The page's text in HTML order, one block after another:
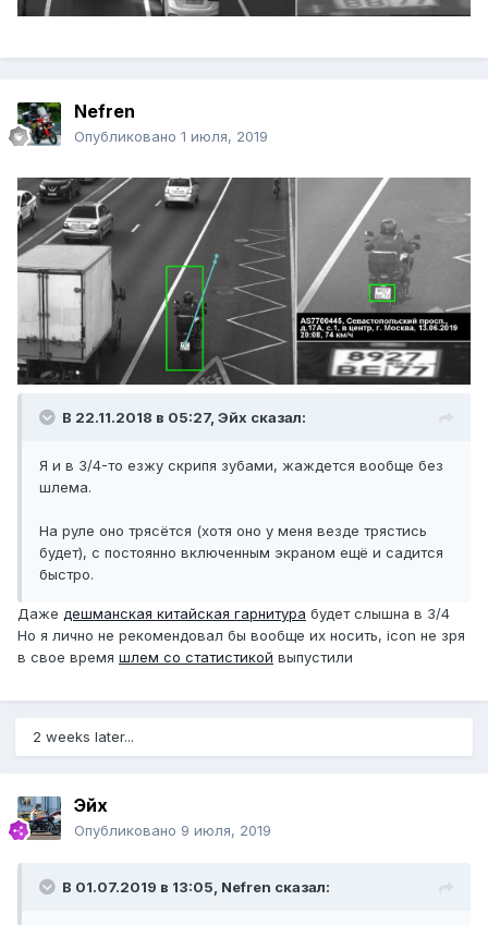
Nefren
Опубликовано 1 июля, 2019
В 22.11.2018 в 05:27, Эйх сказал:
Я и в 3/4-то езжу скрипя зубами, жаждется вообще без
шлема.
На руле оно трясётся (хотя оно у меня везде трястись
будет), с постоянно включенным экраном ещё и садится
быстро.
Даже дешманская китайская гарнитура будет слышна в 3/4
Но я лично не рекомендовал бы вообще их носить, icon не зря
в свое время шлем со статистикой выпустили
2 weeks later...
Эйх
Опубликовано 9 июля, 2019
В 01.07.2019 в 13:05, Nefren сказал: